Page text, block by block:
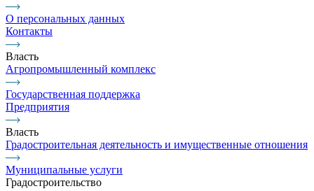
О персональных данных
Контакты
Власть
Агропромышленный комплекс
Государственная поддержка
Предприятия
Власть
Градостроительная деятельность и имущественные отношения
Муниципальные услуги
Градостроительство